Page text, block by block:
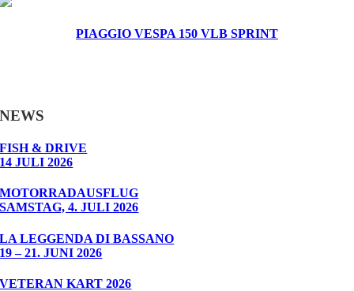
PIAGGIO VESPA 150 VLB SPRINT
NEWS
FISH & DRIVE
14 JULI 2026
MOTORRADAUSFLUG
SAMSTAG, 4. JULI 2026
LA LEGGENDA DI BASSANO
19 – 21. JUNI 2026
VETERAN KART 2026